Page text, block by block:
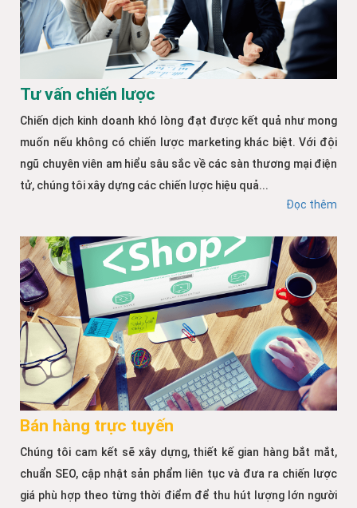
Tư vấn chiến lược
Chiến dịch kinh doanh khó lòng đạt được kết quả như mong
muốn nếu không có chiến lược marketing khác biệt. Với đội
ngũ chuyên viên am hiểu sâu sắc về các sàn thương mại điện
tử, chúng tôi xây dựng các chiến lược hiệu quả...
Đọc thêm
Bán hàng trực tuyến
Chúng tôi cam kết sẽ xây dựng, thiết kế gian hàng bắt mắt,
chuẩn SEO, cập nhật sản phẩm liên tục và đưa ra chiến lược
giá phù hợp theo từng thời điểm để thu hút lượng lớn người